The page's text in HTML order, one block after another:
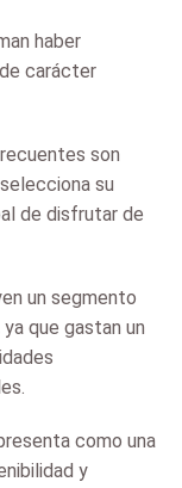
haber
carácter
son
su
de disfrutar de
un segmento
que gastan un
como una
y